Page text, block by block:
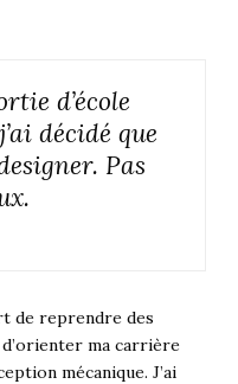
d’école
décidé que
Pas
de reprendre des
ma carrière
mécanique. J’ai